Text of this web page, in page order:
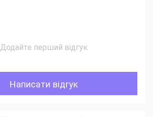
Додайте перший відгук
Написати відгук